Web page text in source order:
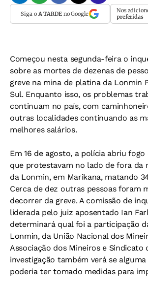
Siga o A TARDEno Google Nos
preferidas
Começou nesta segunda-feira o
sobre as mortes de dezenas de
greve na mina de platina da Lonmin
Sul. Enquanto isso, os problemas
continuam no país, com
outras localidades continuando as
melhores salários.
Em 16 de agosto, a polícia abriu
que protestavam no lado de fora da
da Lonmin, em Marikana, matando
Cerca de dez outras pessoas foram
decorrer da greve. A comissão de
liderada pelo juiz aposentado Ian
determinará qual foi a participação
Lonmin, da União Nacional dos
Associação dos Mineiros e Sindicato
investigação também verá se
poderia ter tomado medidas para